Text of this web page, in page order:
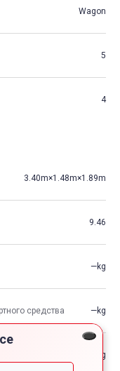
Wagon
5
4
3.40m×1.48m×1.89m
9.46
—kg
средства —kg
—kg